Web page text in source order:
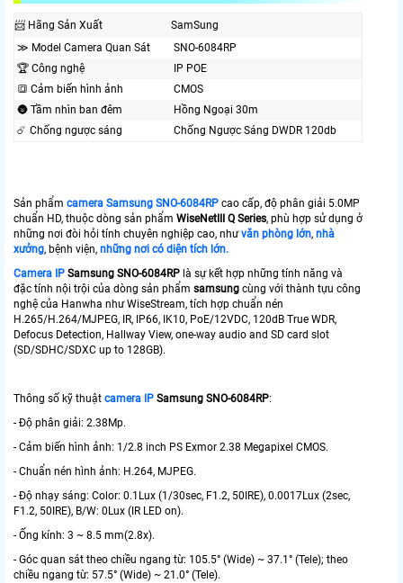
📨 Hãng Sản Xuất
SamSung
≫ Model Camera Quan Sát
SNO-6084RP
🏆 Công nghệ
IP POE
🔳 Cảm biến hình ảnh
CMOS
🌚 Tầm nhìn ban đêm
Hồng Ngoại 30m
☄️ Chống ngược sáng
Chống Ngược Sáng DWDR 120db
Sản phẩm camera Samsung SNO-6084RP cao cấp, độ phân giải 5.0MP
chuẩn HD, thuộc dòng sản phẩm WiseNetIII Q Series, phù hợp sử dụng ở
những nơi đòi hỏi tính chuyên nghiệp cao, nhưvăn phòng lớn, nhà
xưởng, bệnh viện, những nơi có diện tích lớn.
Camera IP Samsung SNO-6084RP là sự kết hợp những tính năng và
đặc tính nội trội của dòng sản phẩm samsung cùng với thành tựu công
nghệ của Hanwha như WiseStream, tích hợp chuẩn nén
H.265/H.264/MJPEG, IR, IP66, IK10, PoE/12VDC, 120dB True WDR,
Defocus Detection, Hallway View, one-way audio and SD card slot
(SD/SDHC/SDXC up to 128GB).
Thông số kỹ thuật camera IP Samsung SNO-6084RP:
- Ðộ phân giải: 2.38Mp.
- Cảm biến hình ảnh: 1/2.8 inch PS Exmor 2.38 Megapixel CMOS.
- Chuẩn nén hình ảnh: H.264, MJPEG.
- Độ nhạy sáng: Color: 0.1Lux (1/30sec, F1.2, 50IRE), 0.0017Lux (2sec,
F1.2, 50IRE), B/W: 0Lux (IR LED on).
- Ống kính: 3 ~ 8.5 mm(2.8x).
- Góc quan sát theo chiều ngang từ: 105.5° (Wide) ~ 37.1° (Tele); theo
chiều ngang từ: 57.5° (Wide) ~ 21.0° (Tele).